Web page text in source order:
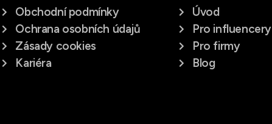
Obchodní podmínky
Ochrana osobních údajů
Zásady cookies
Kariéra
Úvod
Pro influencery
Pro firmy
Blog